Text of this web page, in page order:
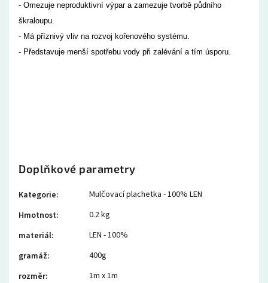
- Omezuje neproduktivní výpar a zamezuje tvorbě půdního
škraloupu.
- Má příznivý vliv na rozvoj kořenového systému.
- Představuje menší spotřebu vody při zalévání a tím úsporu.
Doplňkové parametry
Kategorie:
Mulčovací plachetka - 100% LEN
Hmotnost:
0.2 kg
materiál:
LEN - 100%
gramáž:
400g
rozměr: 1m x 1m